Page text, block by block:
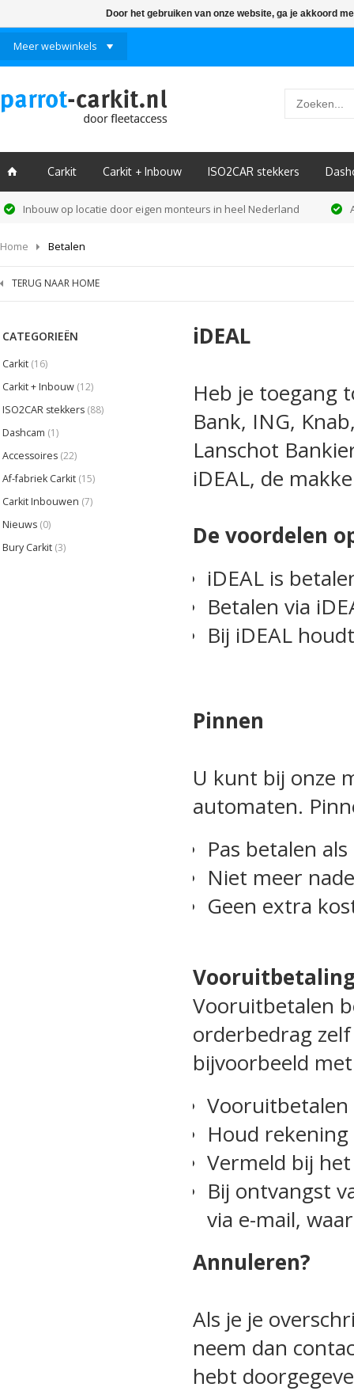
Meer webwinkels
ï Carkit Carkit + Inbouw ISO2CAR stekkers
Inbouw op locatie door eigen monteurs in heel Nederland
Home Betalen
TERUG NAAR HOME
CATEGORIEËN
Carkit (16)
Carkit + Inbouw (12)
ISO2CAR stekkers (88)
Dashcam (1)
Accessoires (22)
Af-fabriek Carkit (15)
Carkit Inbouwen (7)
Nieuws (0)
Bury Carkit (3)
iDEAL
Heb je toegang
Bank, ING, Knab
Lanschot
iDEAL, de
De voordelen
iDEAL is
Betalen via
Bij iDEAL
Pinnen
U kunt bij onze
automaten.
Pas betalen
Niet meer
Geen extra
Vooruitbetalen
orderbedrag
bijvoorbeeld
Vooruitbetalen
Houd
Vermeld bij
Bij ontvangst
via e-mail,
Annuleren?
Als je je
neem dan
hebt
Door het gebruiken van onze website, ga je akkoord